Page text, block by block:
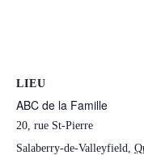
LIEU
ABC de la Famille
20, rue St-Pierre
Salaberry-de-Valleyfield,